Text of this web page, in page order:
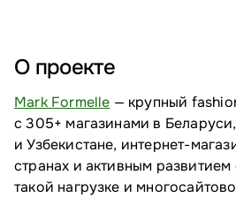
О проекте
Mark Formelle — крупный
с 305+ магазинами в
и Узбекистане, интернет-
странах и активным
такой нагрузке и